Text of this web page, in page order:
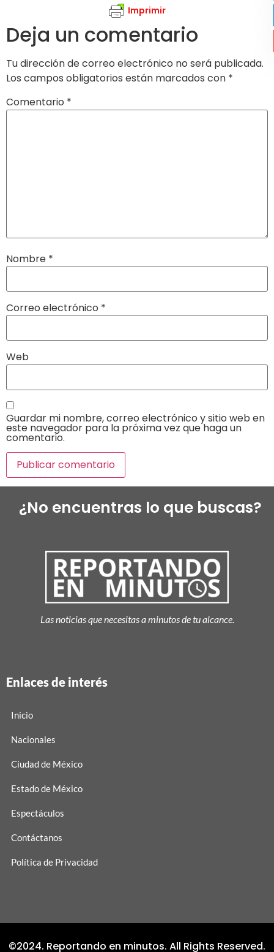
Imprimir
Deja un comentario
Tu dirección de correo electrónico no será publicada.
Los campos obligatorios están marcados con *
Comentario *
Nombre *
Correo electrónico *
Web
Guardar mi nombre, correo electrónico y sitio web en
este navegador para la próxima vez que haga un
comentario.
¿No encuentras lo que buscas?
Las noticias que necesitas a minutos de tu alcance.
Enlaces de interés
Inicio
Nacionales
Ciudad de México
Estado de México
Espectáculos
Contáctanos
Política de Privacidad
©2024. Reportando en minutos. All Rights Reserved.